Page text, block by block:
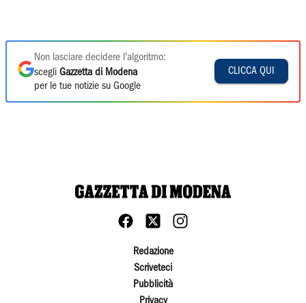
Non lasciare decidere l'algoritmo:
scegli Gazzetta di Modena
per le tue notizie su Google
CLICCA QUI
Redazione
Scriveteci
Pubblicità
Privacy